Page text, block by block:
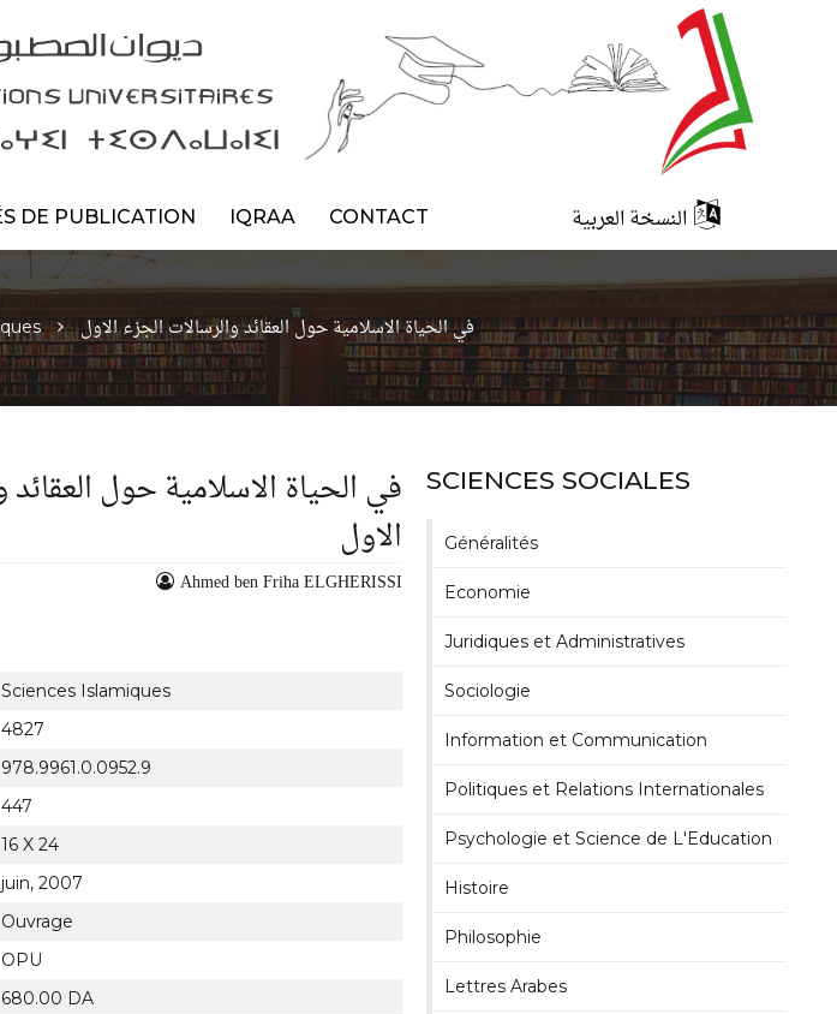
DE PUBLICATION IQRAA CONTACT النسخة العربية
في الحياة الاسلامية حول العقائد والرسالات الجزء الاول
في الحياة الاسلامية حول
الاول
Ahmed ben Friha ELGHERISSI
Sciences Islamiques
4827
978.9961.0.0952.9
447
16 X 24
juin, 2007
Ouvrage
OPU
680.00 DA
SCIENCES SOCIALES
Généralités
Economie
Juridiques et Administratives
Sociologie
Information et Communication
Politiques et Relations Internationales
Psychologie et Science de L'Education
Histoire
Philosophie
Lettres Arabes